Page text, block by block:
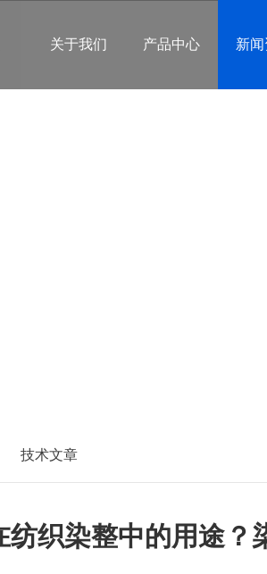
关于我们 产品中心 新
技术文章
纺织染整中的用途？